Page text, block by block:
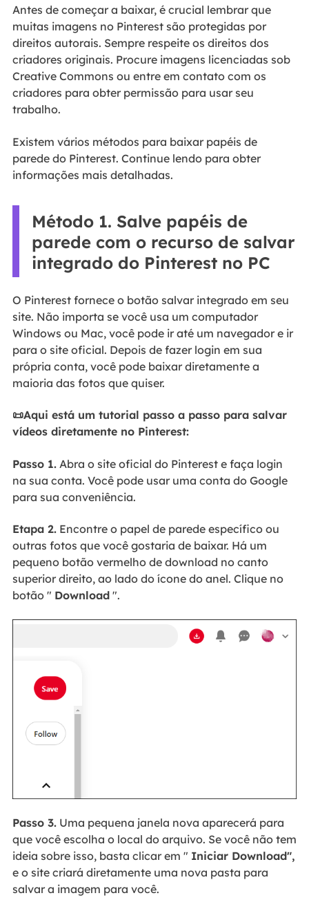
Antes de começar a baixar, é crucial lembrar que
muitas imagens no Pinterest são protegidas por
direitos autorais. Sempre respeite os direitos dos
criadores originais. Procure imagens licenciadas sob
Creative Commons ou entre em contato com os
criadores para obter permissão para usar seu
trabalho.
Existem vários métodos para baixar papéis de
parede do Pinterest. Continue lendo para obter
informações mais detalhadas.
Método 1. Salve papéis de
parede com o recurso de salvar
integrado do Pinterest no PC
O Pinterest fornece o botão salvar integrado em seu
site. Não importa se você usa um computador
Windows ou Mac, você pode ir até um navegador e ir
para o site oficial. Depois de fazer login em sua
própria conta, você pode baixar diretamente a
maioria das fotos que quiser.
📜Aqui está um tutorial passo a passo para salvar
vídeos diretamente no Pinterest:
Passo 1.Abra o site oficial do Pinterest e faça login
na sua conta. Você pode usar uma conta do Google
para sua conveniência.
Etapa 2.Encontre o papel de parede específico ou
outras fotos que você gostaria de baixar. Há um
pequeno botão vermelho de download no canto
superior direito, ao lado do ícone do anel. Clique no
botão " Download".
Passo 3.Uma pequena janela nova aparecerá para
que você escolha o local do arquivo. Se você não tem
ideia sobre isso, basta clicar em " Iniciar Download",
e o site criará diretamente uma nova pasta para
salvar a imagem para você.